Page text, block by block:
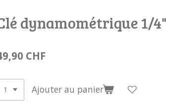
dynamométrique 1/4"
CHF
Ajouter au panier